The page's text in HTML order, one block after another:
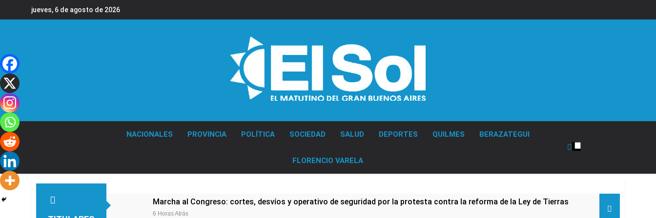
jueves, 6 de agosto de 2026
NACIONALES PROVINCIA POLÍTICA SOCIEDAD SALUD DEPORTES QUILMES BERAZATEGUI
FLORENCIO VARELA
Marcha al Congreso: cortes, desvíos y operativo de seguridad por la protesta contra la reforma de la Ley de Tierras
6 Horas Atrás